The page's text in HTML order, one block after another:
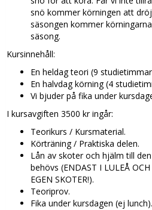
snö kommer körningen att
säsongen kommer
säsong.
Kursinnehåll:
En heldag teori (9
En halvdag körning (4
Vi bjuder på fika under
I kursavgiften 3500 kr ingår:
Teorikurs / Kursmaterial.
Körträning / Praktiska delen.
Lån av skoter och hjälm till
behövs (ENDAST I LULEÅ OCH
EGEN SKOTER!).
Teoriprov.
Fika under kursdagen (ej lunch).